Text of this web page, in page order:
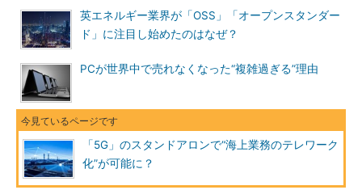
英エネルギー業界が「OSS」「オープンスタンダー
ド」に注目し始めたのはなぜ？
PCが世界中で売れなくなった“複雑過ぎる”理由
「5G」のスタンドアロンで“海上業務のテレワーク
化”が可能に？